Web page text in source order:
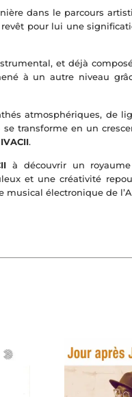
dans le parcours
pour lui une
et déjà
à un autre niveau
atmosphériques, de
se transforme en un
.
à découvrir un
et une créativité
électronique de